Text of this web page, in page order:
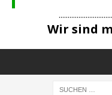
Wir sind